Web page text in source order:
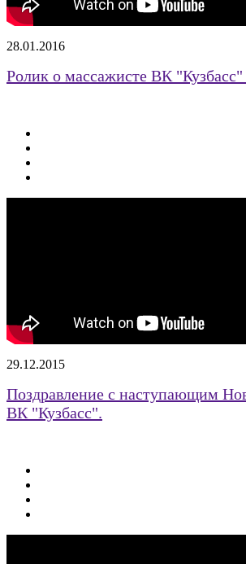
28.01.2016
Ролик о массажисте ВК
29.12.2015
Поздравление с наступающим
ВК "Кузбасс".